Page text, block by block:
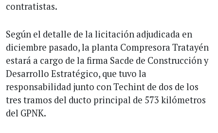
contratistas.
Según el detalle de la licitación adjudicada en
diciembre pasado, la planta Compresora Tratayén
estará a cargo de la firma Sacde de Construcción y
Desarrollo Estratégico, que tuvo la
responsabilidad junto con Techint de dos de los
tres tramos del ducto principal de 573 kilómetros
del GPNK.